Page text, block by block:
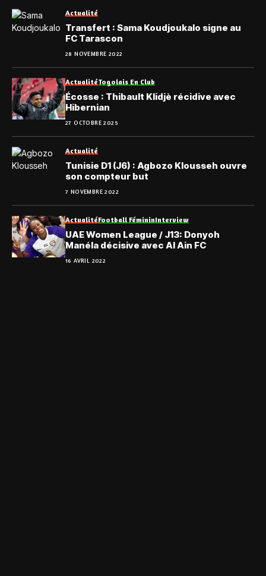
Actualité
Transfert : Sama Koudjoukalo signe au
FC Tarascon
28 NOVEMBRE 2022
ActualitéTogolais En Club
Écosse : Thibault Klidjè récidive avec
Hibernian
27 OCTOBRE 2025
Actualité
Tunisie D1 (J6) : Agbozo Klousseh ouvre
son compteur but
7 NOVEMBRE 2022
ActualitéFootball FémininInterview
UAE Women League / J13: Donyoh
Manéla décisive avec Al Ain FC
16 AVRIL 2022